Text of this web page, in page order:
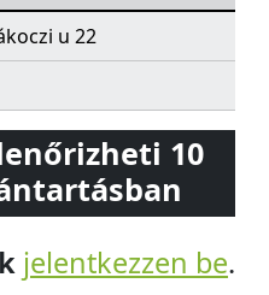
u 22
10
jelentkezzen be.